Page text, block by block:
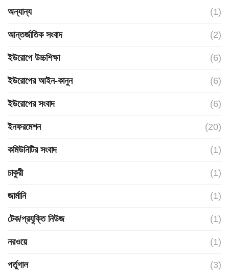
অন্যান্য (1)
আন্তর্জাতিক সংবাদ (2)
ইউরোপে উচ্চশিক্ষা (6)
ইউরোপের আইন-কানুন (6)
ইউরোপের সংবাদ (6)
ইনফরমেশন (20)
কমিউনিটির সংবাদ (1)
চাকুরী (1)
জার্মানি (1)
টেক/প্রযুক্তি নিউজ (1)
নরওয়ে (1)
পর্তুগাল (3)